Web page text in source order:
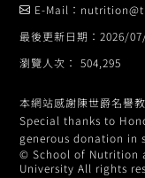
瀏覽人次： 504,295
E-Mail：
最後更新日期：2026/
本網站感謝陳世爵名譽
Special thanks to
generous donation in
© School of Nutrition
University All rights